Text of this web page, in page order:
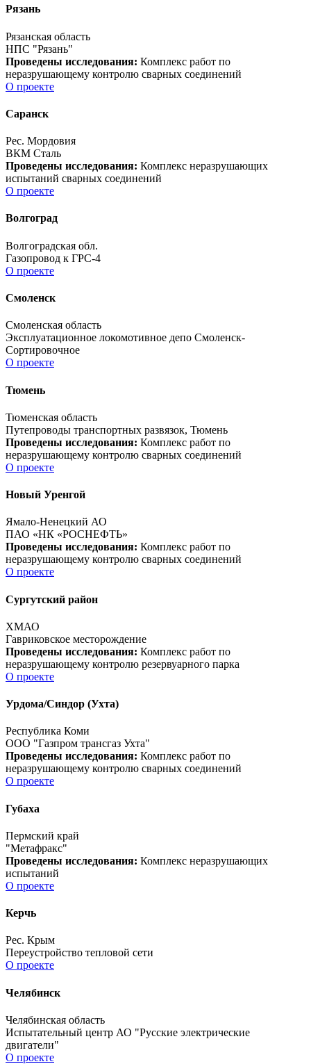
Рязань
Рязанская область
НПС "Рязань"
Проведены исследования: Комплекс работ по
неразрушающему контролю сварных соединений
О проекте
Саранск
Рес. Мордовия
ВКМ Сталь
Проведены исследования: Комплекс неразрушающих
испытаний сварных соединений
О проекте
Волгоград
Волгоградская обл.
Газопровод к ГРС-4
О проекте
Смоленск
Смоленская область
Эксплуатационное локомотивное депо Смоленск-
Сортировочное
О проекте
Тюмень
Тюменская область
Путепроводы транспортных развязок, Тюмень
Проведены исследования: Комплекс работ по
неразрушающему контролю сварных соединений
О проекте
Новый Уренгой
Ямало-Ненецкий АО
ПАО «НК «РОСНЕФТЬ»
Проведены исследования: Комплекс работ по
неразрушающему контролю сварных соединений
О проекте
Сургутский район
ХМАО
Гавриковское месторождение
Проведены исследования: Комплекс работ по
неразрушающему контролю резервуарного парка
О проекте
Урдома/Синдор (Ухта)
Республика Коми
ООО "Газпром трансгаз Ухта"
Проведены исследования: Комплекс работ по
неразрушающему контролю сварных соединений
О проекте
Губаха
Пермский край
"Метафракс"
Проведены исследования: Комплекс неразрушающих
испытаний
О проекте
Керчь
Рес. Крым
Переустройство тепловой сети
О проекте
Челябинск
Челябинская область
Испытательный центр АО "Русские электрические
двигатели"
О проекте